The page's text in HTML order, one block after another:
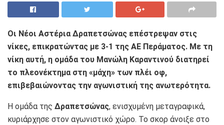
Οι Νέοι Αστέρια Δραπετσώνας επέστρεψαν στις
νίκες, επικρατώντας με 3-1 της ΑΕ Περάματος. Με τη
νίκη αυτή, η ομάδα του Μανώλη Καραντινού διατηρεί
το πλεονέκτημα στη «μάχη» των πλέι οφ,
επιβεβαιώνοντας την αγωνιστική της ανωτερότητα.
Η ομάδα της Δραπετσώνας, ενισχυμένη μεταγραφικά,
κυριάρχησε στον αγωνιστικό χώρο. Το σκορ άνοιξε στο